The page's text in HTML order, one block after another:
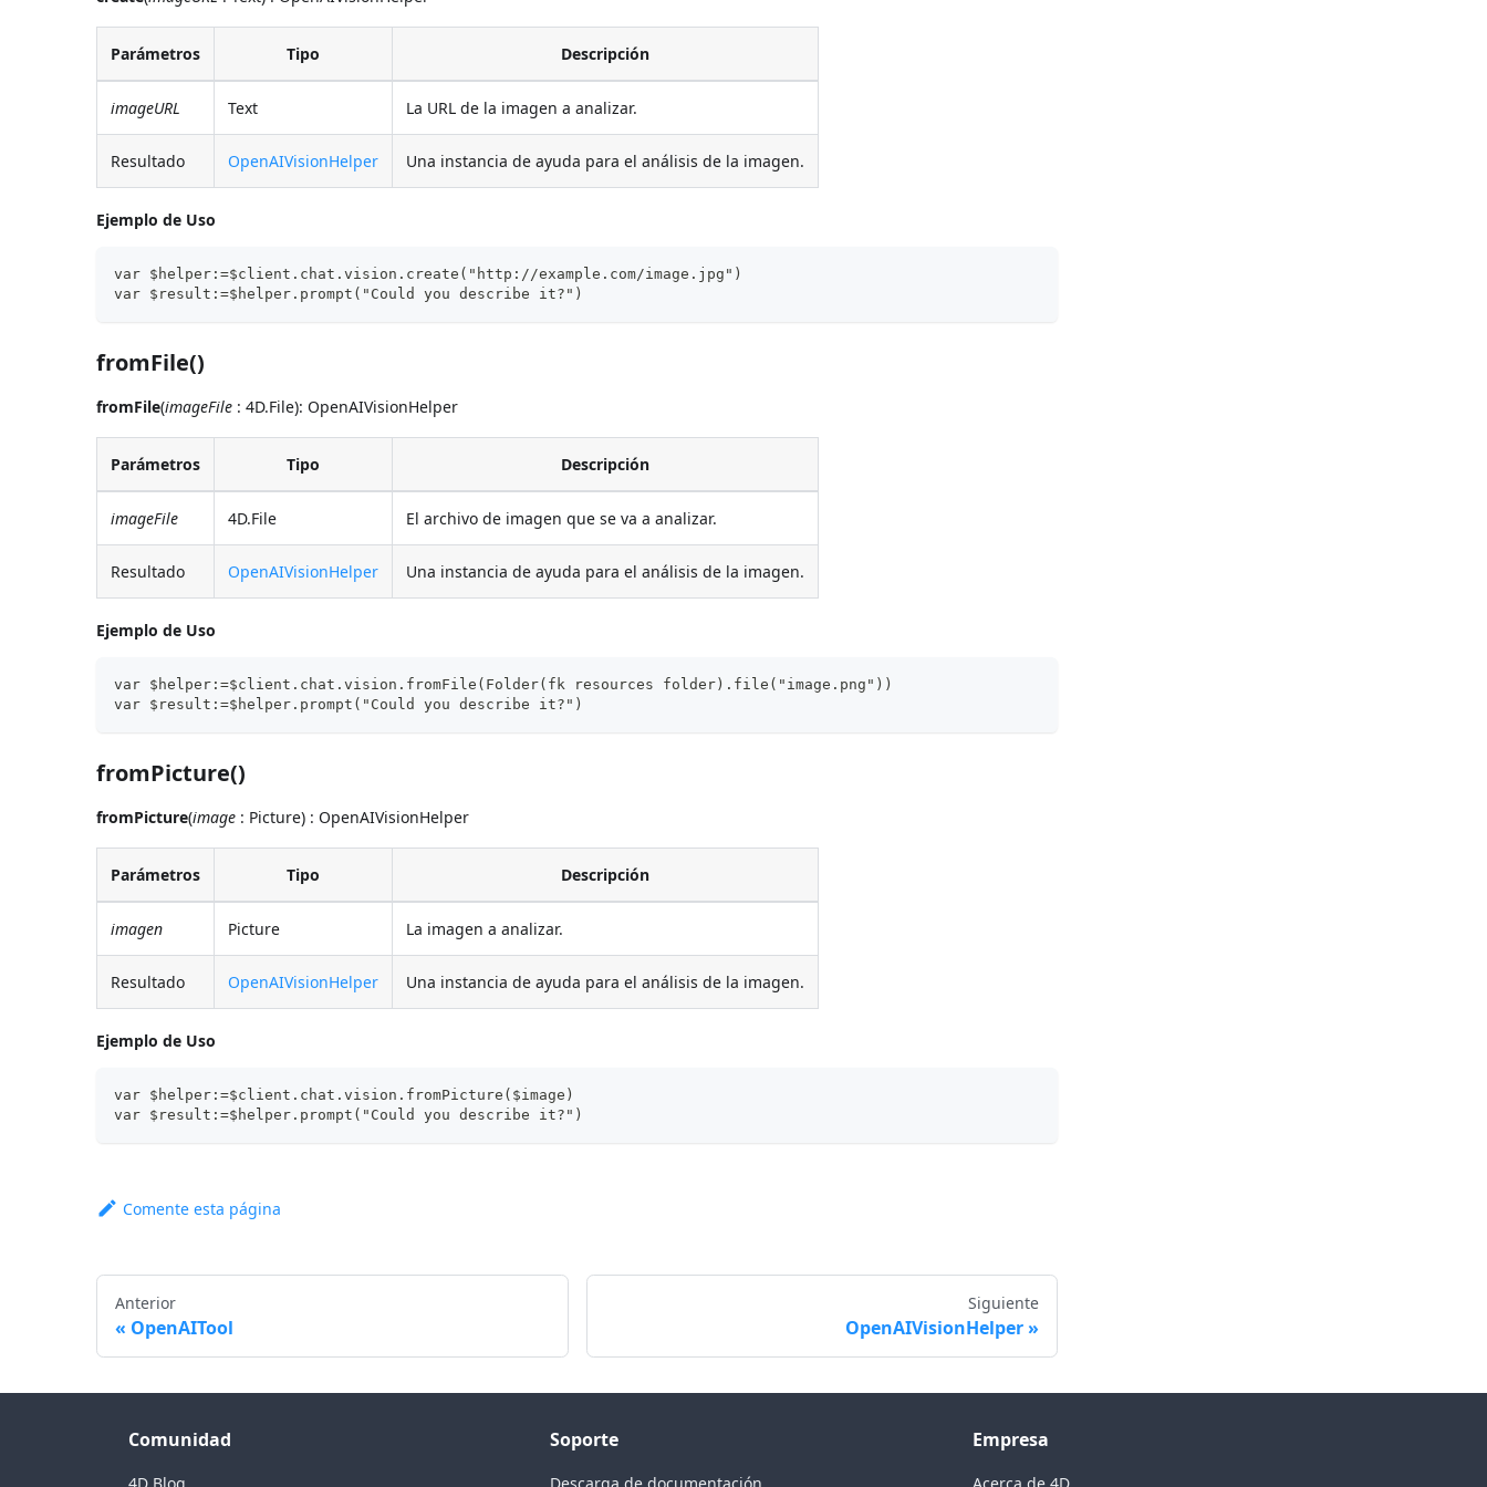
Parámetros Tipo Descripción
imageURL Text La URL de la imagen a analizar.
Resultado OpenAIVisionHelper Una instancia de ayuda para el análisis de la imagen.
Ejemplo de Uso
var $helper:=$client.chat.vision.create("http://example.com/image.jpg")
var $result:=$helper.prompt("Could you describe it?")
fromFile()
fromFile(imageFile : 4D.File): OpenAIVisionHelper
Parámetros Tipo Descripción
imageFile 4D.File El archivo de imagen que se va a analizar.
Resultado OpenAIVisionHelper Una instancia de ayuda para el análisis de la imagen.
Ejemplo de Uso
var $helper:=$client.chat.vision.fromFile(Folder(fk resources folder).file("image.png"))
var $result:=$helper.prompt("Could you describe it?")
fromPicture()
fromPicture(image : Picture) : OpenAIVisionHelper
Parámetros Tipo Descripción
imagen Picture La imagen a analizar.
Resultado OpenAIVisionHelper Una instancia de ayuda para el análisis de la imagen.
Ejemplo de Uso
var $helper:=$client.chat.vision.fromPicture($image)
var $result:=$helper.prompt("Could you describe it?")
Comente esta página
Anterior
OpenAITool
Siguiente
OpenAIVisionHelper
Comunidad Soporte Empresa